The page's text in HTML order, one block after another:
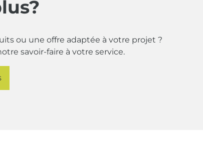
ou une offre adaptée à votre projet ?
savoir-faire à votre service.